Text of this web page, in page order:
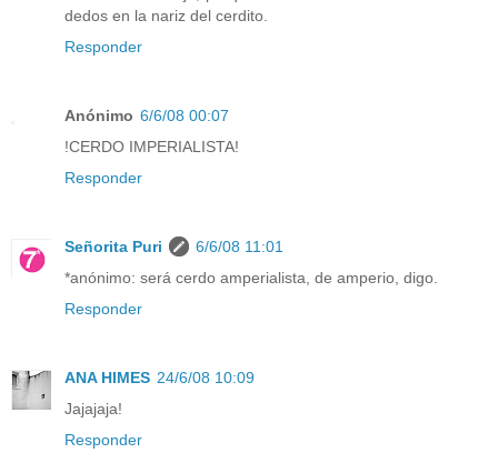
dedos en la nariz del cerdito.
Responder
Anónimo 6/6/08 00:07
!CERDO IMPERIALISTA!
Responder
Señorita Puri
6/6/08 11:01
*anónimo: será cerdo amperialista, de amperio, digo.
Responder
ANA HIMES 24/6/08 10:09
Jajajaja!
Responder